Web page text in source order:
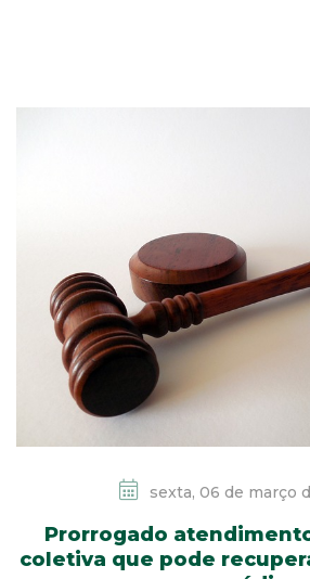
sexta, 06 de março
Prorrogado
coletiva que pode